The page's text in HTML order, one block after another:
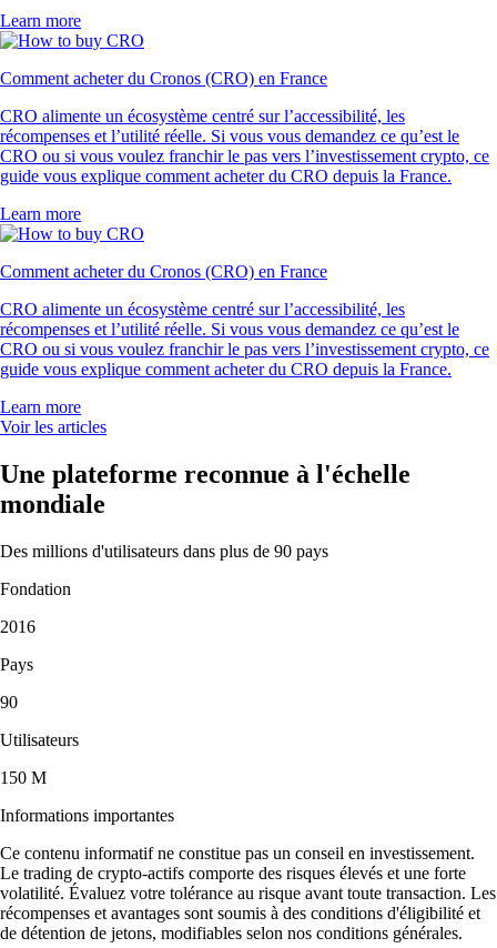
Learn more
Comment acheter du Cronos (CRO) en France
CRO alimente un écosystème centré sur l’accessibilité, les
récompenses et l’utilité réelle. Si vous vous demandez ce qu’est le
CRO ou si vous voulez franchir le pas vers l’investissement crypto, ce
guide vous explique comment acheter du CRO depuis la France.
Learn more
Comment acheter du Cronos (CRO) en France
CRO alimente un écosystème centré sur l’accessibilité, les
récompenses et l’utilité réelle. Si vous vous demandez ce qu’est le
CRO ou si vous voulez franchir le pas vers l’investissement crypto, ce
guide vous explique comment acheter du CRO depuis la France.
Learn more
Voir les articles
Une plateforme reconnue à l'échelle
mondiale
Des millions d'utilisateurs dans plus de 90 pays
Fondation
2016
Pays
90
Utilisateurs
150 M
Informations importantes
Ce contenu informatif ne constitue pas un conseil en investissement.
Le trading de crypto-actifs comporte des risques élevés et une forte
volatilité. Évaluez votre tolérance au risque avant toute transaction. Les
récompenses et avantages sont soumis à des conditions d'éligibilité et
de détention de jetons, modifiables selon nos conditions générales.